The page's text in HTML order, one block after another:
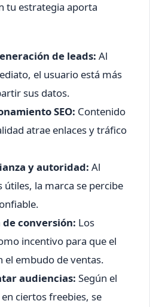
tu estrategia aporta
de leads: Al
el usuario está más
sus datos.
SEO: Contenido
atrae enlaces y tráfico
y autoridad: Al
la marca se percibe
conversión: Los
incentivo para que el
el embudo de ventas.
audiencias: Según el
ciertos freebies, se